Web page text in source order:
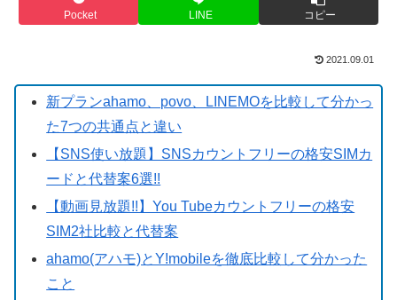
Pocket LINE コピー
2021.09.01
新プランahamo、povo、LINEMOを比較して分かっ
た7つの共通点と違い
【SNS使い放題】SNSカウントフリーの格安SIMカ
ードと代替案6選!!
【動画見放題!!】You Tubeカウントフリーの格安
SIM2社比較と代替案
ahamo(アハモ)とY!mobileを徹底比較して分かった
こと